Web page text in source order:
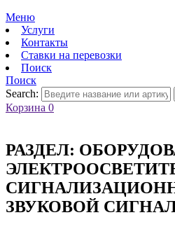
Меню
Услуги
Контакты
Ставки на перевозки
Поиск
Поиск
Search:
Корзина 0
РАЗДЕЛ:
ЗВУКОВОЙ